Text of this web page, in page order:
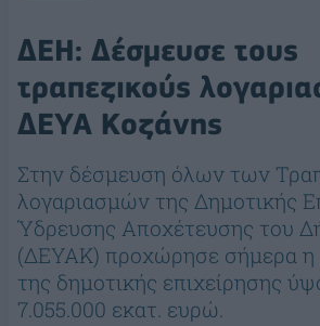
ΔΕΗ: Δέσμευσε τους
τραπεζικούς
ΔΕΥΑ Κοζάνης
Στην δέσμευση όλων των
λογαριασμών της Δημοτικής
Ύδρευσης Αποχέτευσης του
(ΔΕΥΑΚ) προχώρησε σήμερα η
της δημοτικής επιχείρησης
7.055.000 εκατ. ευρώ.